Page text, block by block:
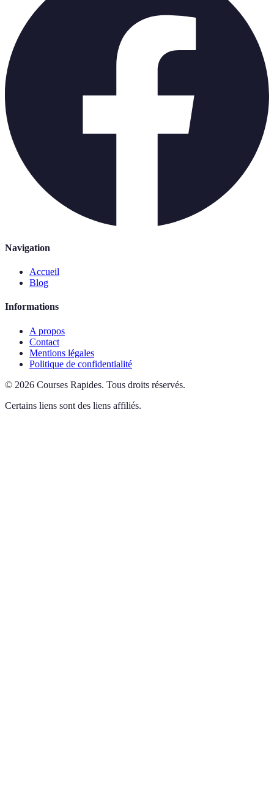
Navigation
Accueil
Blog
Informations
A propos
Contact
Mentions légales
Politique de confidentialité
© 2026 Courses Rapides. Tous droits réservés.
Certains liens sont des liens affiliés.